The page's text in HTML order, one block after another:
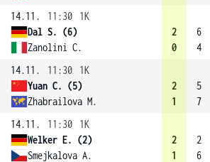
14.11.
11:30
1K
Dal S. (6)
Zanolini C.
2
0
6
4
14.11.
11:30
1K
Yuan C. (5)
Zhabrailova M.
2
1
5
7
14.11.
11:30
1K
Welker E. (2)
Smejkalova A.
2
1
2
6